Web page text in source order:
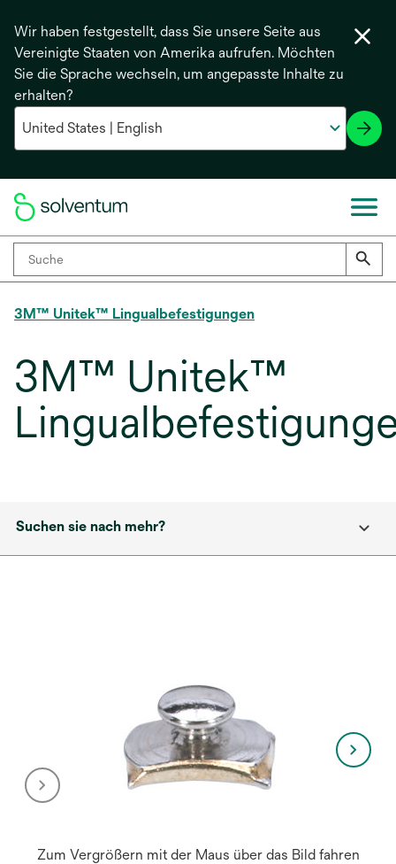
Wir haben festgestellt, dass Sie unsere Seite aus
Vereinigte Staaten von Amerika aufrufen. Möchten
Sie die Sprache wechseln, um angepasste Inhalte zu
erhalten?
3M™ Unitek™ Lingualbefestigungen
3M™ Unitek™
Suchen sie nach mehr?
Zum Vergrößern mit der Maus über das Bild fahren